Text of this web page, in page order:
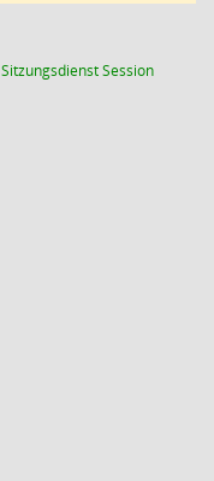
SitzungsdienstSession(Wird in